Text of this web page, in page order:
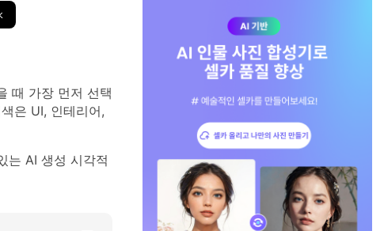
때 가장 먼저 선택
은 UI, 인테리어,
는 AI 생성 시각적